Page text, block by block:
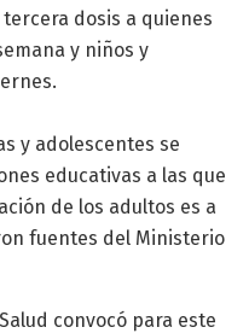
dosis a quienes
y niños y
y adolescentes se
educativas a las que
de los adultos es a
fuentes del Ministerio
convocó para este